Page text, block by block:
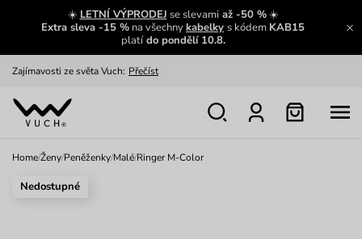
☀️ LETNÍ VÝPRODEJ se slevamiaž -50 %☀️
Extra sleva -15 % na všechnykabelky s kódem KAB15
platído pondělí 10.8.
Zajímavosti ze světa Vuch: Přečíst
Výměna a vrácení zdarma
Home/Ženy/Peněženky/Malé/Ringer M-Color
Nedostupné